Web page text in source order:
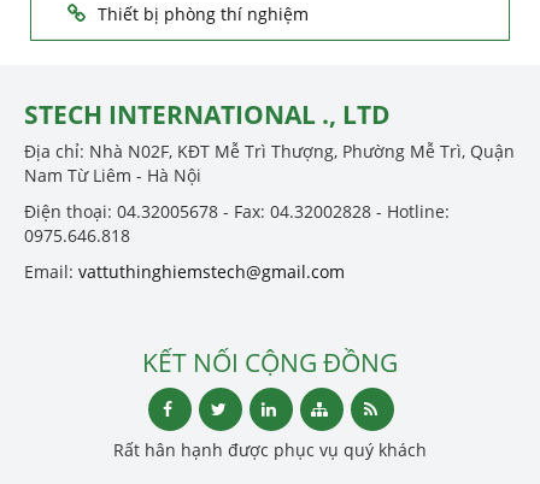
Thiết bị phòng thí nghiệm
STECH INTERNATIONAL ., LTD
Địa chỉ: Nhà N02F, KĐT Mễ Trì Thượng, Phường Mễ Trì, Quận
Nam Từ Liêm - Hà Nội
Điện thoại: 04.32005678 - Fax: 04.32002828 - Hotline:
0975.646.818
Email: vattuthinghiemstech@gmail.com
KẾT NỐI CỘNG ĐỒNG
Rất hân hạnh được phục vụ quý khách